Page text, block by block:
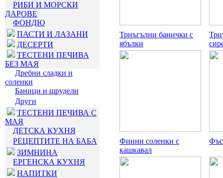
РИБИ И МОРСКИ
ДАРОВЕ
ФОНДЮ
ПАСТИ И ЛАЗАНИ
ДЕСЕРТИ
ТЕСТЕНИ ПЕЧИВА
БЕЗ МАЯ
Дребни сладки и
соленки
Баници и щрудели
Други
ТЕСТЕНИ ПЕЧИВА С
МАЯ
ДЕТСКА КУХНЯ
РЕЦЕПТИТЕ НА БАБА
ЗИМНИНА
ЕРГЕНСКА КУХНЯ
НАПИТКИ
Триъгълни банички с
ябълки
Финни соленки с
кашкавал